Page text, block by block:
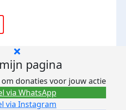
pagina
donaties voor jouw actie
via Instagram
via WhatsApp